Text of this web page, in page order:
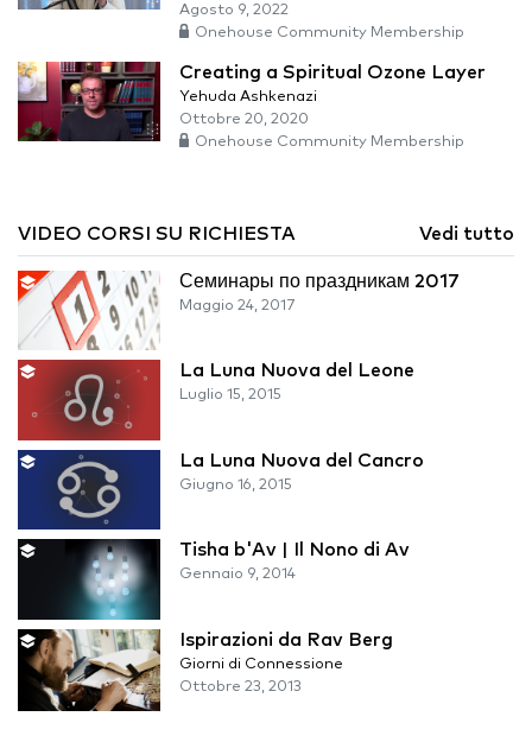
Agosto 9, 2022
Onehouse Community Membership
Creating a Spiritual Ozone Layer
Yehuda Ashkenazi
Ottobre 20, 2020
Onehouse Community Membership
VIDEO CORSI SU RICHIESTA Vedi tutto
Семинары по праздникам 2017
Maggio 24, 2017
La Luna Nuova del Leone
Luglio 15, 2015
La Luna Nuova del Cancro
Giugno 16, 2015
Tisha b'Av | Il Nono di Av
Gennaio 9, 2014
Ispirazioni da Rav Berg
Giorni di Connessione
Ottobre 23, 2013